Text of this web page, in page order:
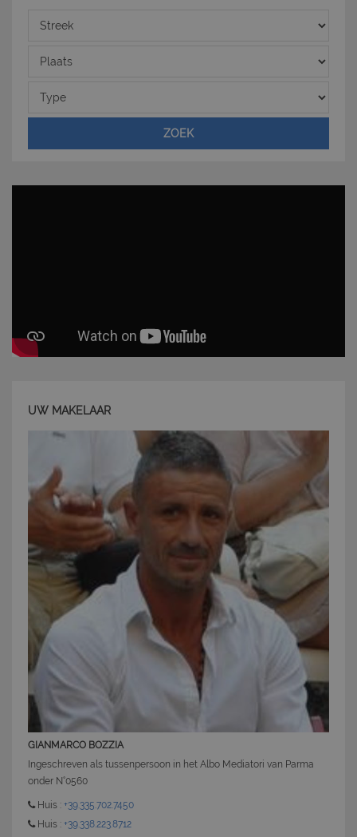
Streek
Plaats
Type
ZOEK
UW MAKELAAR
GIANMARCO BOZZIA
Ingeschreven als tussenpersoon in het Albo Mediatori van Parma
onder N°0560
Huis : +39.335.702.7450
Huis : +39.338.223.8712
funzionalità del sito Web principale come l'accesso
cookie strettamente necessari.
www.latuacasainsardegna.com
CookieScriptConsent
CookieScript
www.latuacasainsardegna.com
giorni